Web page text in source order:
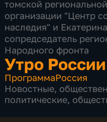
томской
организации "Центр
наследия" и
сопредседатель
Народного фронта
Утро
ПрограммаРоссия
Новостные,
политические,